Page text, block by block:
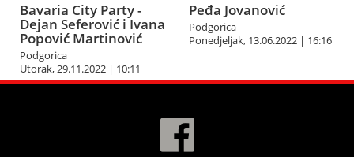
Bavaria City Party -
Dejan Seferović i Ivana
Popović Martinović
Podgorica
Utorak, 29.11.2022 | 10:11
Peđa Jovanović
Podgorica
Ponedjeljak, 13.06.2022 | 16:16